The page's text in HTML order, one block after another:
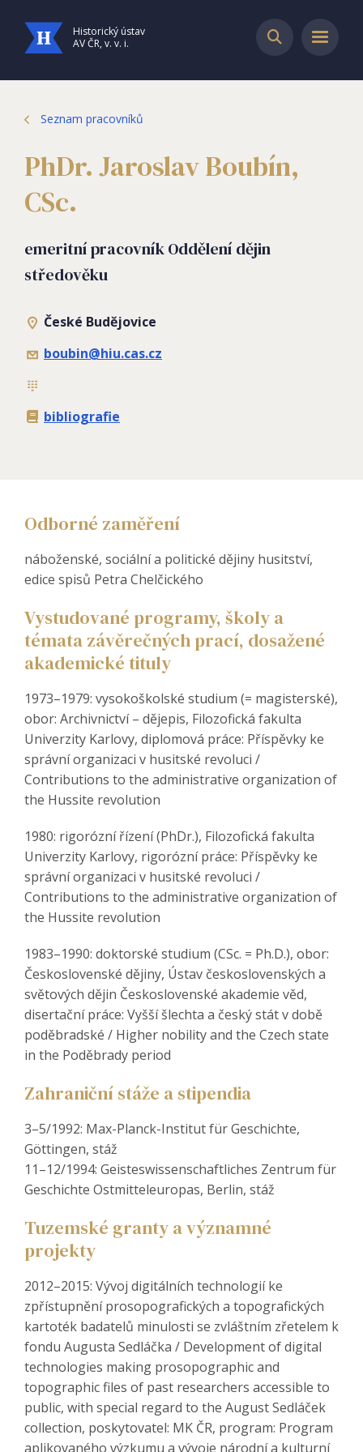
Historický ústav
AV ČR, v. v. i.
Seznam pracovníků
PhDr. Jaroslav Boubín,
CSc.
emeritní pracovník Oddělení dějin
středověku
České Budějovice
boubin@hiu.cas.cz
bibliografie
Odborné zaměření
náboženské, sociální a politické dějiny husitství,
edice spisů Petra Chelčického
Vystudované programy, školy a
témata závěrečných prací, dosažené
akademické tituly
1973–1979: vysokoškolské studium (= magisterské),
obor: Archivnictví – dějepis, Filozofická fakulta
Univerzity Karlovy, diplomová práce: Příspěvky ke
správní organizaci v husitské revoluci /
Contributions to the administrative organization of
the Hussite revolution
1980: rigorózní řízení (PhDr.), Filozofická fakulta
Univerzity Karlovy, rigorózní práce: Příspěvky ke
správní organizaci v husitské revoluci /
Contributions to the administrative organization of
the Hussite revolution
1983–1990: doktorské studium (CSc. = Ph.D.), obor:
Československé dějiny, Ústav československých a
světových dějin Československé akademie věd,
disertační práce: Vyšší šlechta a český stát v době
poděbradské / Higher nobility and the Czech state
in the Poděbrady period
Zahraniční stáže a stipendia
3–5/1992: Max-Planck-Institut für Geschichte,
Göttingen, stáž
11–12/1994: Geisteswissenschaftliches Zentrum für
Geschichte Ostmitteleuropas, Berlin, stáž
Tuzemské granty a významné
projekty
2012–2015: Vývoj digitálních technologií ke
zpřístupnění prosopografických a topografických
kartoték badatelů minulosti se zvláštním zřetelem k
fondu Augusta Sedláčka / Development of digital
technologies making prosopographic and
topographic files of past researchers accessible to
public, with special regard to the August Sedláček
collection, poskytovatel: MK ČR, program: Program
aplikovaného výzkumu a vývoje národní a kulturní